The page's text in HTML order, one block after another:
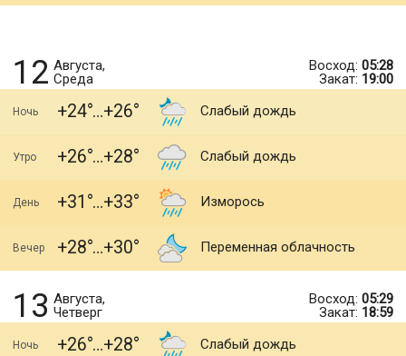
12 Августа,
Среда
Восход: 05:28
Закат: 19:00
Ночь +24 +26 Слабый дождь
Утро +26 +28 Слабый дождь
День +31 +33 Изморось
Вечер +28 +30 Переменная облачность
13 Августа,
Четверг
Восход: 05:29
Закат: 18:59
Ночь +26 +28 Слабый дождь